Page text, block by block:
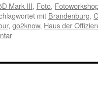
Mark III, Foto,
mit Brandenburg,
, go2know, Haus der